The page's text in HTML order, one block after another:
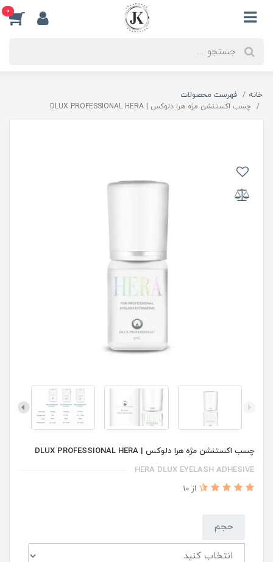
0
خانه
فهرست محصولات
چسب اکستنشن مژه هرا دلوکس | DLUX PROFESSIONAL HERA
چسب اکستنشن مژه هرا دلوکس | DLUX PROFESSIONAL HERA
HERA DLUX EYELASH ADHESIVE
از 10
حجم